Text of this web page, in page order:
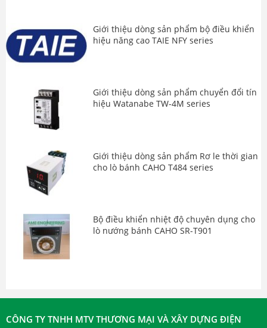
Giới thiệu dòng sản phẩm bộ điều khiển
hiệu năng cao TAIE NFY series
Giới thiệu dòng sản phẩm chuyển đổi tín
hiệu Watanabe TW-4M series
Giới thiệu dòng sản phẩm Rơ le thời gian
cho lò bánh CAHO T484 series
Bộ điều khiển nhiệt độ chuyên dụng cho
lò nướng bánh CAHO SR-T901
CÔNG TY TNHH MTV THƯƠNG MẠI VÀ XÂY DỰNG ĐIỆN